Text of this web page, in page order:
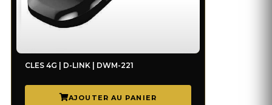
CLES 4G | D-LINK | DWM-221